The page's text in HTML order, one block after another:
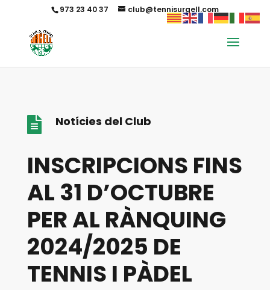
973 23 40 37 club@tennisurgell.com
 Notícies del Club
INSCRIPCIONS FINS
AL 31 D’OCTUBRE
PER AL RÀNQUING
2024/2025 DE
TENNIS I PÀDEL